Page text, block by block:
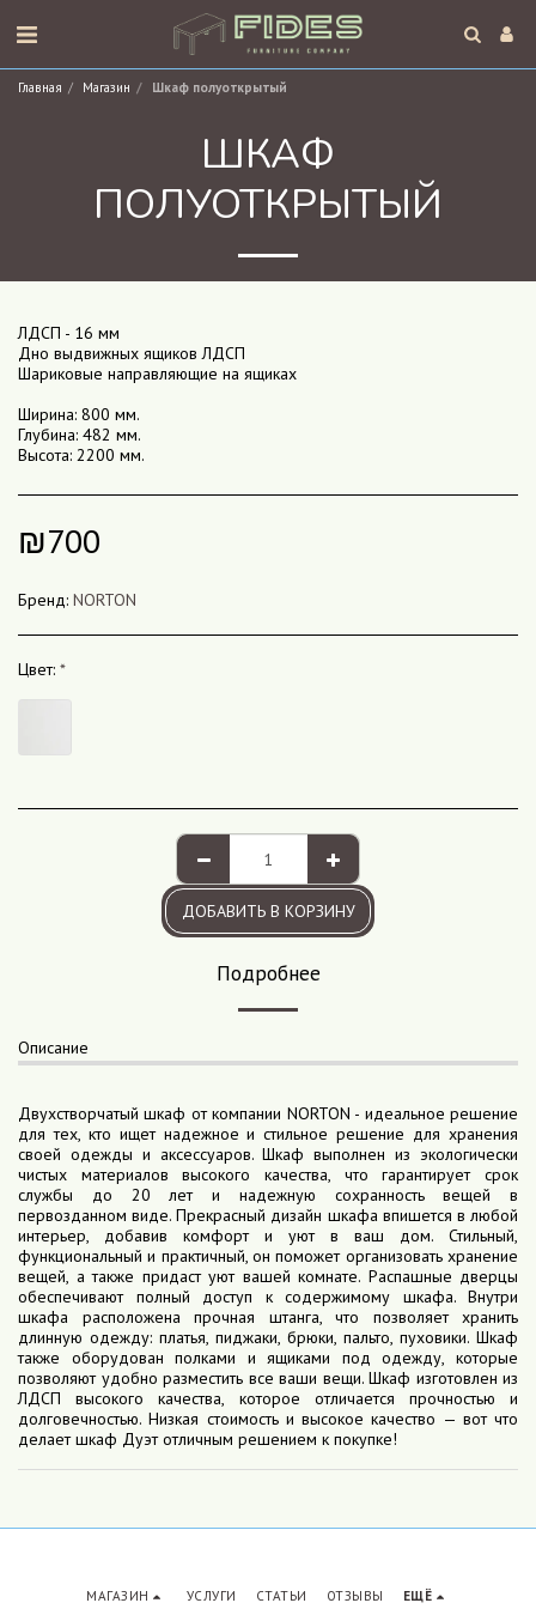
Главная Магазин Шкаф полуоткрытый
ШКАФ
ПОЛУОТКРЫТЫЙ
ЛДСП - 16 мм
Дно выдвижных ящиков ЛДСП
Шариковые направляющие на ящиках
Ширина: 800 мм.
Глубина: 482 мм.
Высота: 2200 мм.
₪700
Бренд: NORTON
Цвет: *
ДОБАВИТЬ В КОРЗИНУ
Подробнее
Описание
Двухстворчатый шкаф от компании NORTON - идеальное решение
для тех, кто ищет надежное и стильное решение для хранения
своей одежды и аксессуаров. Шкаф выполнен из экологически
чистых материалов высокого качества, что гарантирует срок
службы до 20 лет и надежную сохранность вещей в
первозданном виде. Прекрасный дизайн шкафа впишется в любой
интерьер, добавив комфорт и уют в ваш дом. Стильный,
функциональный и практичный, он поможет организовать хранение
вещей, а также придаст уют вашей комнате. Распашные дверцы
обеспечивают полный доступ к содержимому шкафа. Внутри
шкафа расположена прочная штанга, что позволяет хранить
длинную одежду: платья, пиджаки, брюки, пальто, пуховики. Шкаф
также оборудован полками и ящиками под одежду, которые
позволяют удобно разместить все ваши вещи. Шкаф изготовлен из
ЛДСП высокого качества, которое отличается прочностью и
долговечностью. Низкая стоимость и высокое качество — вот что
делает шкаф Дуэт отличным решением к покупке!
МАГАЗИН УСЛУГИ СТАТЬИ ОТЗЫВЫ ЕЩЁ